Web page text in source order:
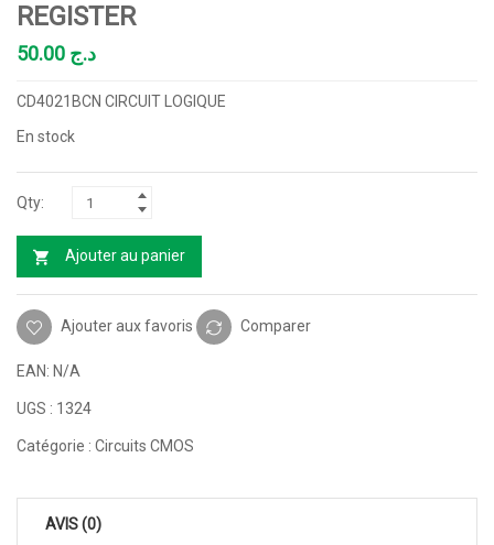
REGISTER
د.ج
CD4021BCN CIRCUIT LOGIQUE
En stock
Ajouter au panier
Ajouter aux favoris Comparer
EAN: N/A
UGS : 1324
Catégorie : Circuits CMOS
AVIS (0)